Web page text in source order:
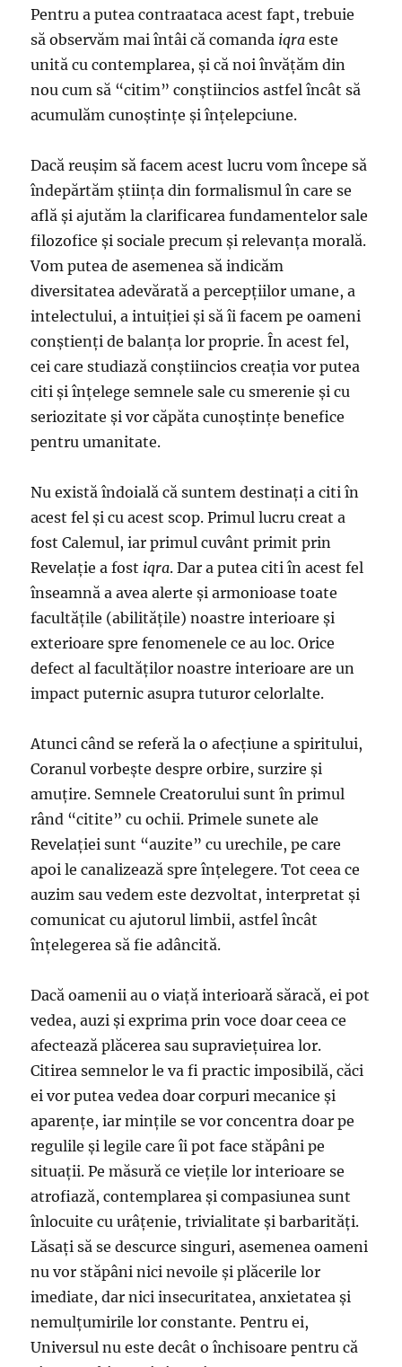
Pentru a putea contraataca acest fapt, trebuie
să observăm mai întâi că comanda iqra este
unită cu contemplarea, și că noi învățăm din
nou cum să “citim” conștiincios astfel încât să
acumulăm cunoștințe și înțelepciune.
Dacă reușim să facem acest lucru vom începe să
îndepărtăm știința din formalismul în care se
află și ajutăm la clarificarea fundamentelor sale
filozofice și sociale precum și relevanța morală.
Vom putea de asemenea să indicăm
diversitatea adevărată a percepțiilor umane, a
intelectului, a intuiției și să îi facem pe oameni
conștienți de balanța lor proprie. În acest fel,
cei care studiază conștiincios creația vor putea
citi și înțelege semnele sale cu smerenie și cu
seriozitate și vor căpăta cunoștințe benefice
pentru umanitate.
Nu există îndoială că suntem destinați a citi în
acest fel și cu acest scop. Primul lucru creat a
fost Calemul, iar primul cuvânt primit prin
Revelație a fost iqra. Dar a putea citi în acest fel
înseamnă a avea alerte și armonioase toate
facultățile (abilitățile) noastre interioare și
exterioare spre fenomenele ce au loc. Orice
defect al facultăților noastre interioare are un
impact puternic asupra tuturor celorlalte.
Atunci când se referă la o afecțiune a spiritului,
Coranul vorbește despre orbire, surzire și
amuțire. Semnele Creatorului sunt în primul
rând “citite” cu ochii. Primele sunete ale
Revelației sunt “auzite” cu urechile, pe care
apoi le canalizează spre înțelegere. Tot ceea ce
auzim sau vedem este dezvoltat, interpretat și
comunicat cu ajutorul limbii, astfel încât
înțelegerea să fie adâncită.
Dacă oamenii au o viață interioară săracă, ei pot
vedea, auzi și exprima prin voce doar ceea ce
afectează plăcerea sau supraviețuirea lor.
Citirea semnelor le va fi practic imposibilă, căci
ei vor putea vedea doar corpuri mecanice și
aparențe, iar mințile se vor concentra doar pe
regulile și legile care îi pot face stăpâni pe
situații. Pe măsură ce viețile lor interioare se
atrofiază, contemplarea și compasiunea sunt
înlocuite cu urâțenie, trivialitate și barbarități.
Lăsați să se descurce singuri, asemenea oameni
nu vor stăpâni nici nevoile și plăcerile lor
imediate, dar nici insecuritatea, anxietatea și
nemulțumirile lor constante. Pentru ei,
Universul nu este decât o închisoare pentru că